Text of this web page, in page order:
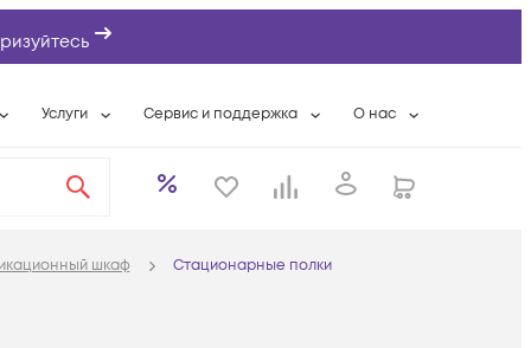
Услуги
Расширенная гарантия
Сервис и поддержка
Разовые выездные работы
Сервисный центр
О нас
Контактная
шкаф Стационарные полки